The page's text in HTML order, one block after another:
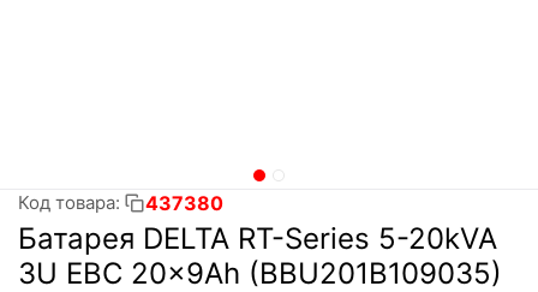
Код товара: 437380
Батарея DELTA RT-Series 5-20kVA
3U EBC 20x9Ah (BBU201B109035)